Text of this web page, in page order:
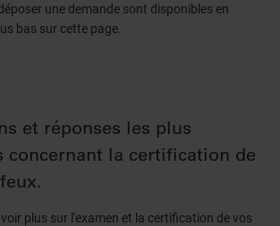
une demande sont disponibles en
bas sur cette page.
et réponses les plus
concernant la certification de
plus sur l'examen et la certification de vos